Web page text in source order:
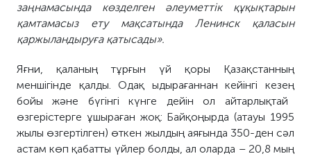
заңнамасында көзделген әлеуметтік құқықтарын
қамтамасыз ету мақсатында Ленинск қаласын
қаржыландыруға қатысады».
Яғни, қаланың тұрғын үй қоры Қазақстанның
меншігінде қалды. Одақ ыдырағаннан кейінгі кезең
бойы және бүгінгі күнге дейін ол айтарлықтай
өзгерістерге ұшыраған жоқ: Байқоңырда (атауы 1995
жылы өзгертілген) өткен жылдың аяғында 350-ден сәл
астам көп қабатты үйлер болды, ал оларда – 20,8 мың